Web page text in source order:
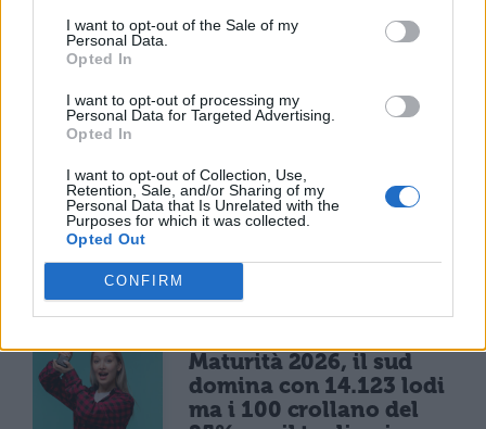
I want to opt-out of the Sale of my
Personal Data.
Opted In
I want to opt-out of processing my
Personal Data for Targeted Advertising.
Opted In
I want to opt-out of Collection, Use,
Retention, Sale, and/or Sharing of my
Personal Data that Is Unrelated with the
Purposes for which it was collected.
Opted Out
CONFIRM
passando per i corridoi di vedere qualcuno
magari solo un poco appartato.
TI POTREBBE INTERESSARE
Maturità 2026, il sud
domina con 14.123 lodi
ma i 100 crollano del